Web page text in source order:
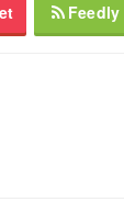
Feedly